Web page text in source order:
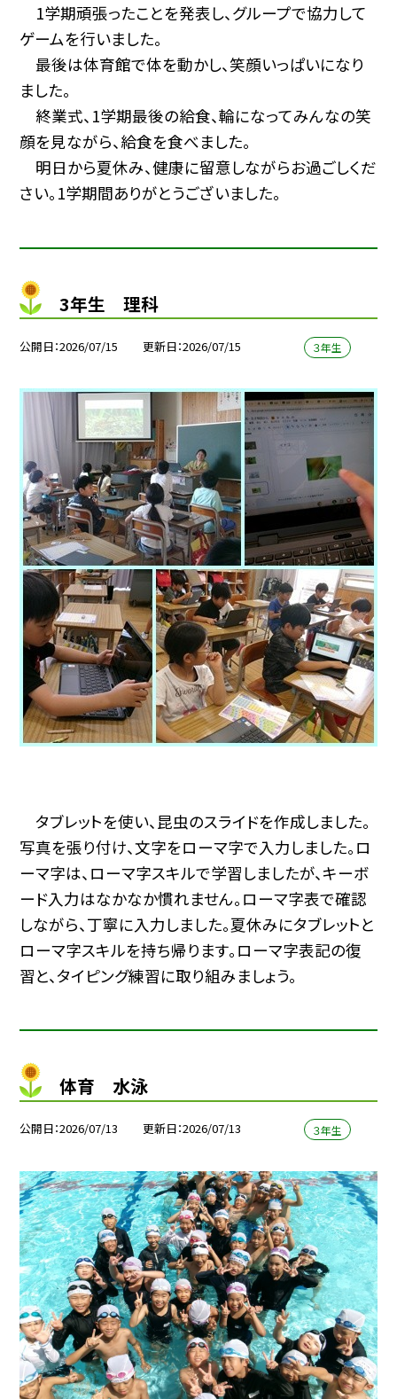
1学期頑張ったことを発表し、グループで協力して
ゲームを行いました。
最後は体育館で体を動かし、笑顔いっぱいになり
ました。
終業式、1学期最後の給食、輪になってみんなの笑
顔を見ながら、給食を食べました。
明日から夏休み、健康に留意しながらお過ごしくだ
さい。1学期間ありがとうございました。
3年生 理科
公開日 2026/07/15 更新日 2026/07/15 ３年生
タブレットを使い、昆虫のスライドを作成しました。
写真を張り付け、文字をローマ字で入力しました。ロ
ーマ字は、ローマ字スキルで学習しましたが、キーボ
ード入力はなかなか慣れません。ローマ字表で確認
しながら、丁寧に入力しました。夏休みにタブレットと
ローマ字スキルを持ち帰ります。ローマ字表記の復
習と、タイピング練習に取り組みましょう。
体育 水泳
公開日 2026/07/13 更新日 2026/07/13 ３年生